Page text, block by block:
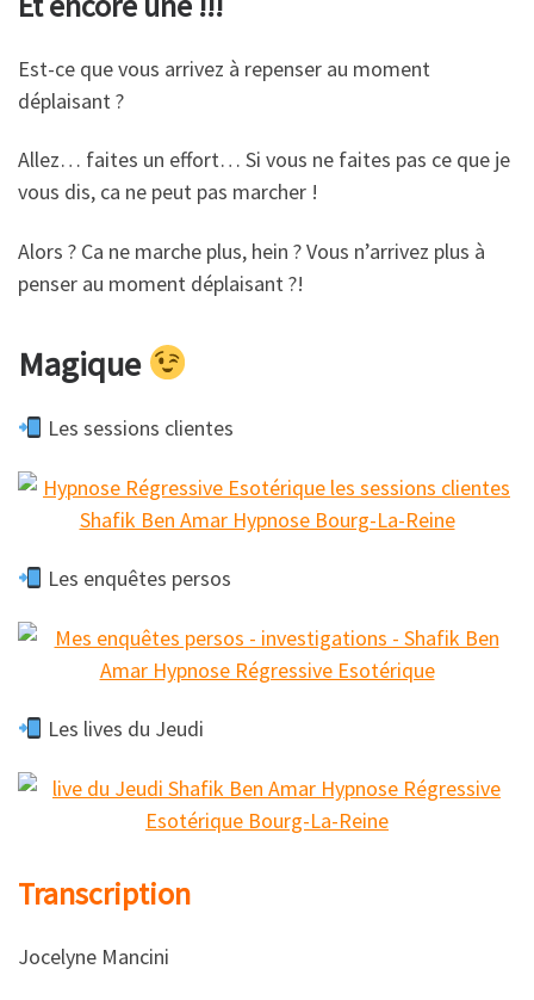
Est-ce que vous arrivez à repenser au moment
déplaisant ?
Allez… faites un effort… Si vous ne faites pas ce que je
vous dis, ca ne peut pas marcher !
Alors ? Ca ne marche plus, hein ? Vous n’arrivez plus à
penser au moment déplaisant ?!
Magique
Les sessions clientes
Les enquêtes persos
Les lives du Jeudi
Transcription
Jocelyne Mancini